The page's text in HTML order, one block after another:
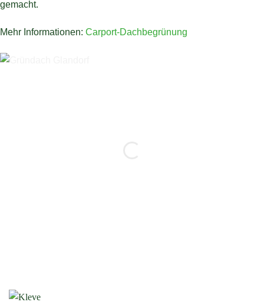
gemacht.
Mehr Informationen: Carport-Dachbegrünung